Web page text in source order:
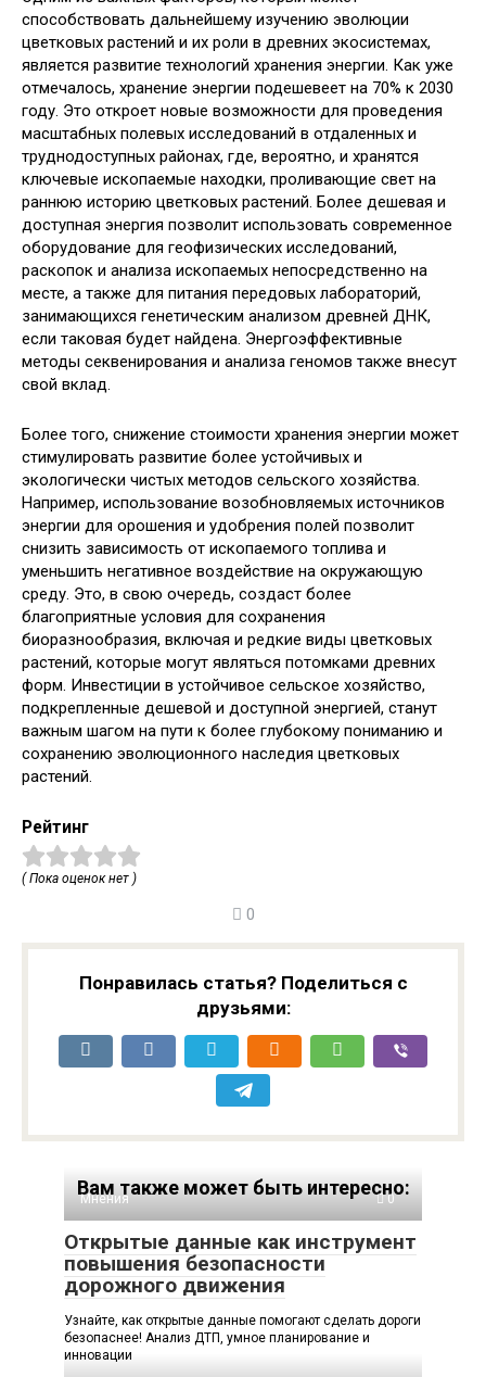
способствовать дальнейшему изучению эволюции
цветковых растений и их роли в древних экосистемах,
является развитие технологий хранения энергии. Как уже
отмечалось, хранение энергии подешевеет на 70% к 2030
году. Это откроет новые возможности для проведения
масштабных полевых исследований в отдаленных и
труднодоступных районах, где, вероятно, и хранятся
ключевые ископаемые находки, проливающие свет на
раннюю историю цветковых растений. Более дешевая и
доступная энергия позволит использовать современное
оборудование для геофизических исследований,
раскопок и анализа ископаемых непосредственно на
месте, а также для питания передовых лабораторий,
занимающихся генетическим анализом древней ДНК,
если таковая будет найдена. Энергоэффективные
методы секвенирования и анализа геномов также внесут
свой вклад.
Более того, снижение стоимости хранения энергии может
стимулировать развитие более устойчивых и
экологически чистых методов сельского хозяйства.
Например, использование возобновляемых источников
энергии для орошения и удобрения полей позволит
снизить зависимость от ископаемого топлива и
уменьшить негативное воздействие на окружающую
среду. Это, в свою очередь, создаст более
благоприятные условия для сохранения
биоразнообразия, включая и редкие виды цветковых
растений, которые могут являться потомками древних
форм. Инвестиции в устойчивое сельское хозяйство,
подкрепленные дешевой и доступной энергией, станут
важным шагом на пути к более глубокому пониманию и
сохранению эволюционного наследия цветковых
растений.
Рейтинг
( Пока оценок нет )
0
Понравилась статья? Поделиться с
друзьями:
Вам также может быть интересно:
Мнения 0
Открытые данные как инструмент
повышения безопасности
дорожного движения
Узнайте, как открытые данные помогают сделать дороги
безопаснее! Анализ ДТП, умное планирование и
инновации